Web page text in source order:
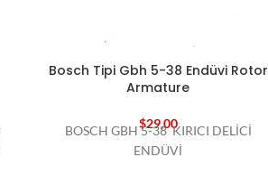
Bosch Tipi Gbh 5-38 Endüvi Rotor
Armature
$29,00
BOSCH GBH 5-38 KIRICI DELİCİ
ENDÜVİ